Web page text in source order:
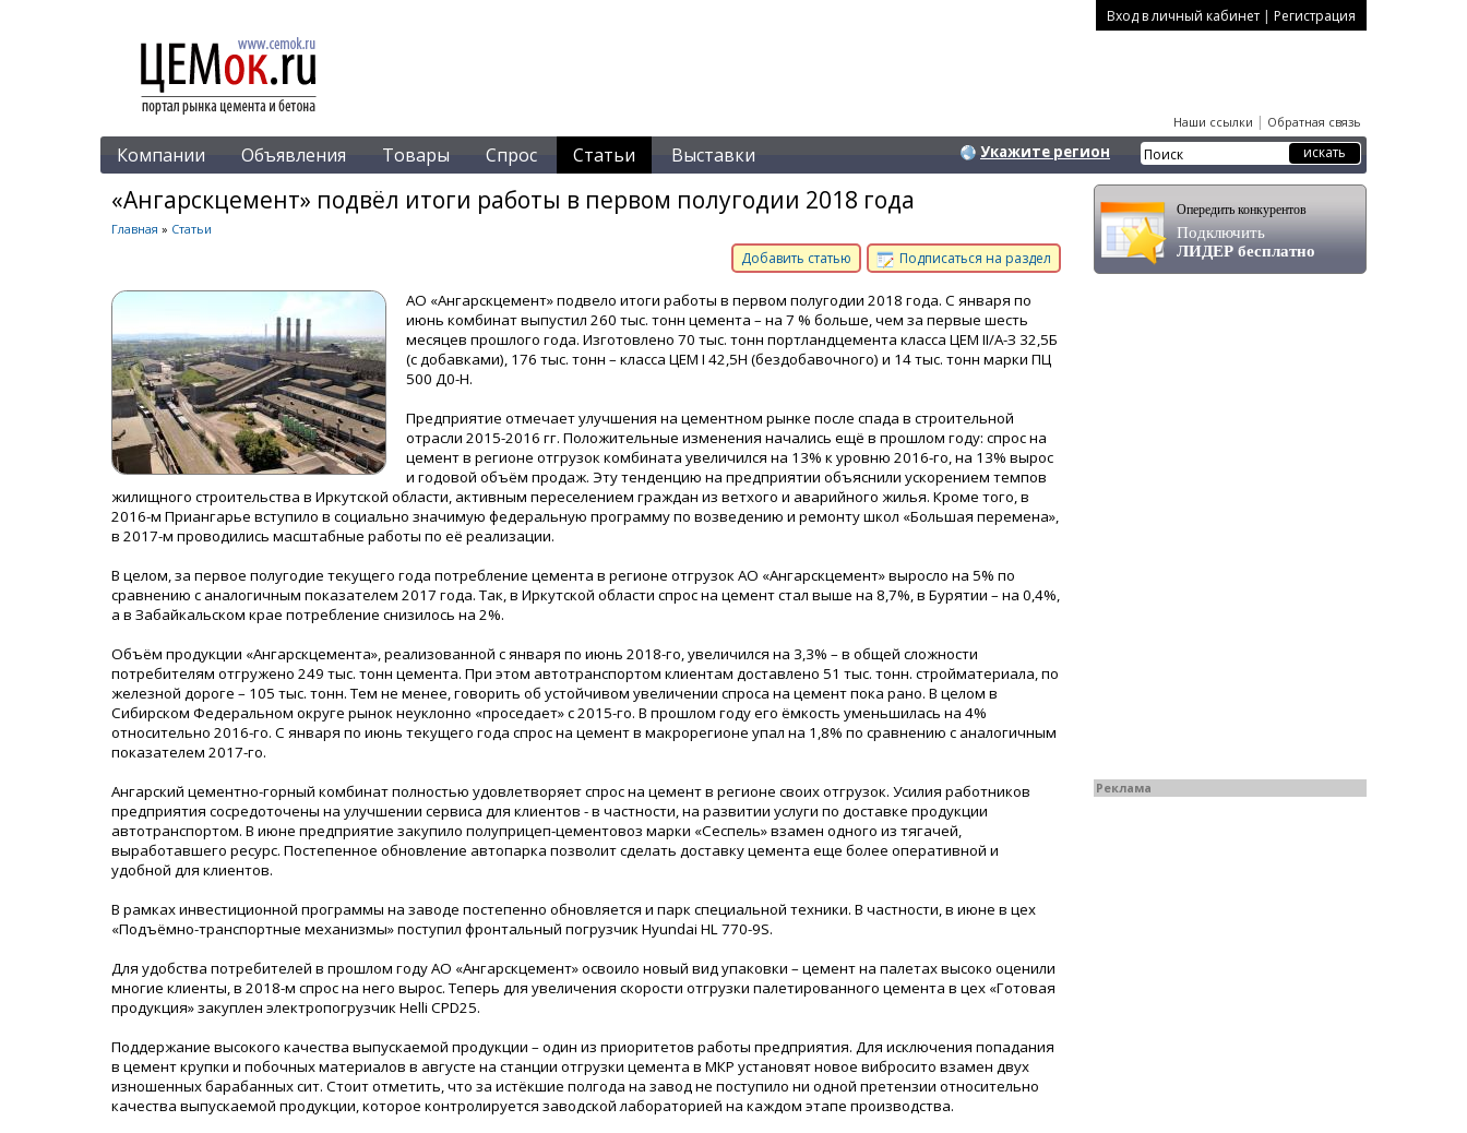
Вход в личный кабинет | Регистрация
Наши ссылки | Обратная связь
Компании Объявления Товары Спрос Статьи Выставки Укажите регион
«Ангарскцемент» подвёл итоги работы в первом полугодии 2018 года
Главная » Статьи
Добавить статью Подписаться на раздел
АО «Ангарскцемент» подвело итоги работы в первом полугодии 2018 года. С января по
июнь комбинат выпустил 260 тыс. тонн цемента – на 7 % больше, чем за первые шесть
месяцев прошлого года. Изготовлено 70 тыс. тонн портландцемента класса ЦЕМ II/А-З 32,5Б
(с добавками), 176 тыс. тонн – класса ЦЕМ I 42,5Н (бездобавочного) и 14 тыс. тонн марки ПЦ
500 Д0-Н.
Предприятие отмечает улучшения на цементном рынке после спада в строительной
отрасли 2015-2016 гг. Положительные изменения начались ещё в прошлом году: спрос на
цемент в регионе отгрузок комбината увеличился на 13% к уровню 2016-го, на 13% вырос
и годовой объём продаж. Эту тенденцию на предприятии объяснили ускорением темпов
жилищного строительства в Иркутской области, активным переселением граждан из ветхого и аварийного жилья. Кроме того, в
2016-м Приангарье вступило в социально значимую федеральную программу по возведению и ремонту школ «Большая перемена»,
в 2017-м проводились масштабные работы по её реализации.
В целом, за первое полугодие текущего года потребление цемента в регионе отгрузок АО «Ангарскцемент» выросло на 5% по
сравнению с аналогичным показателем 2017 года. Так, в Иркутской области спрос на цемент стал выше на 8,7%, в Бурятии – на 0,4%,
а в Забайкальском крае потребление снизилось на 2%.
Объём продукции «Ангарскцемента», реализованной с января по июнь 2018-го, увеличился на 3,3% – в общей сложности
потребителям отгружено 249 тыс. тонн цемента. При этом автотранспортом клиентам доставлено 51 тыс. тонн. стройматериала, по
железной дороге – 105 тыс. тонн. Тем не менее, говорить об устойчивом увеличении спроса на цемент пока рано. В целом в
Сибирском Федеральном округе рынок неуклонно «проседает» с 2015-го. В прошлом году его ёмкость уменьшилась на 4%
относительно 2016-го. С января по июнь текущего года спрос на цемент в макрорегионе упал на 1,8% по сравнению с аналогичным
показателем 2017-го.
Ангарский цементно-горный комбинат полностью удовлетворяет спрос на цемент в регионе своих отгрузок. Усилия работников
предприятия сосредоточены на улучшении сервиса для клиентов - в частности, на развитии услуги по доставке продукции
автотранспортом. В июне предприятие закупило полуприцеп-цементовоз марки «Сеспель» взамен одного из тягачей,
выработавшего ресурс. Постепенное обновление автопарка позволит сделать доставку цемента еще более оперативной и
удобной для клиентов.
В рамках инвестиционной программы на заводе постепенно обновляется и парк специальной техники. В частности, в июне в цех
«Подъёмно-транспортные механизмы» поступил фронтальный погрузчик Hyundai HL 770-9S.
Для удобства потребителей в прошлом году АО «Ангарскцемент» освоило новый вид упаковки – цемент на палетах высоко оценили
многие клиенты, в 2018-м спрос на него вырос. Теперь для увеличения скорости отгрузки палетированного цемента в цех «Готовая
продукция» закуплен электропогрузчик Helli CPD25.
Поддержание высокого качества выпускаемой продукции – один из приоритетов работы предприятия. Для исключения попадания
в цемент крупки и побочных материалов в августе на станции отгрузки цемента в МКР установят новое вибросито взамен двух
изношенных барабанных сит. Стоит отметить, что за истёкшие полгода на завод не поступило ни одной претензии относительно
качества выпускаемой продукции, которое контролируется заводской лабораторией на каждом этапе производства.
Опередить конкурентов
Подключить
ЛИДЕР бесплатно
Реклама